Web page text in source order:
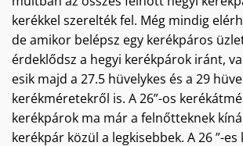
kerékkel szerelték fel. Még mindig
de amikor belépsz egy kerékpáros
érdeklődsz a hegyi kerékpárok iránt,
esik majd a 27.5 hüvelykes és a 29
kerékméretekről is. A 26”-os
kerékpárok ma már a felnőtteknek
kerékpár közül a legkisebbek. A 26 ”-